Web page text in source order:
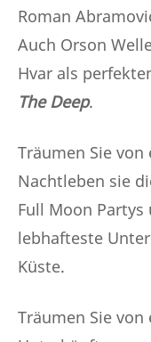
Roman
Auch Orson
Hvar als
The Deep.
Träumen Sie
Nachtleben sie
Full Moon
lebhafteste
Küste.
Träumen Sie